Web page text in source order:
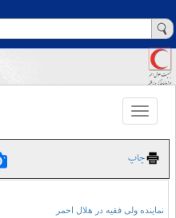
Toggle
navigation
چاپ
نماینده ولی فقیه در هلال احمر